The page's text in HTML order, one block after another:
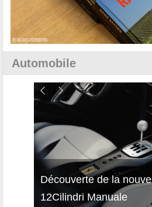
Automobile
Découverte de la
12Cilindri Manuale